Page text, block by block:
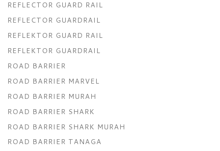
REFLECTOR GUARD RAIL
REFLECTOR GUARDRAIL
REFLEKTOR GUARD RAIL
REFLEKTOR GUARDRAIL
ROAD BARRIER
ROAD BARRIER MARVEL
ROAD BARRIER MURAH
ROAD BARRIER SHARK
ROAD BARRIER SHARK MURAH
ROAD BARRIER TANAGA